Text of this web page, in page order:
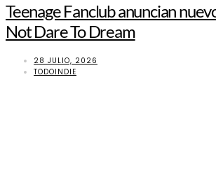
Teenage Fanclub anuncian
Not Dare To Dream
28 JULIO, 2026
TODOINDIE